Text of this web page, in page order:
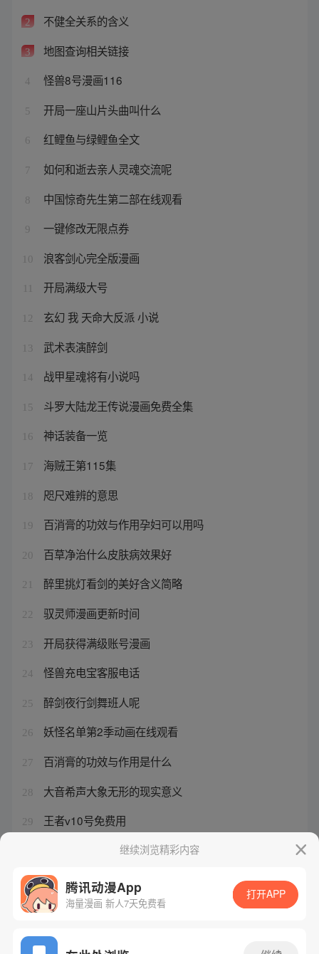
2 不健全关系的含义
3 地图查询相关链接
4 怪兽8号漫画116
5 开局一座山片头曲叫什么
6 红鲤鱼与绿鲤鱼全文
7 如何和逝去亲人灵魂交流呢
8 中国惊奇先生第二部在线观看
9 一键修改无限点券
10 浪客剑心完全版漫画
开局满级大号
12 玄幻 我 天命大反派 小说
13 武术表演醉剑
14 战甲星魂将有小说吗
15 斗罗大陆龙王传说漫画免费全集
16 神话装备一览
17 海贼王第115集
18 咫尺难辨的意思
19 百消膏的功效与作用孕妇可以用吗
20 百草净治什么皮肤病效果好
21 醉里挑灯看剑的美好含义简略
22 驭灵师漫画更新时间
23 开局获得满级账号漫画
24 怪兽充电宝客服电话
25 醉剑夜行剑舞班人呢
26 妖怪名单第2季动画在线观看
27 百消膏的功效与作用是什么
28 大音希声大象无形的现实意义
29 王者v10号免费用
王牌御史的结局是什么继续浏览精彩内容
腾讯动漫App
海量漫画 新人7天免费看
打开APP